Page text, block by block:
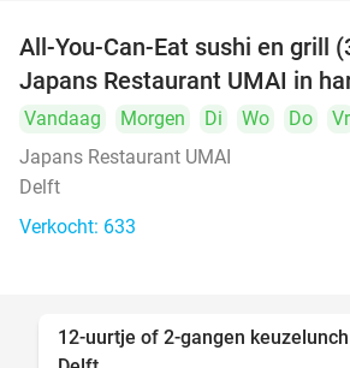
All-You-Can-Eat sushi en grill
Japans Restaurant UMAI in
Vandaag Morgen Di Wo Do Vr
Japans Restaurant UMAI
Delft
Verkocht: 633
12-uurtje of 2-gangen